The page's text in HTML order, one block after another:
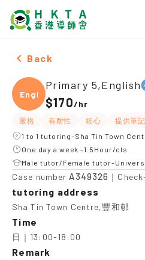
Male Primary 5,English，
Back
Engli
Primary 5,English
$170/hr
嚴格 有耐性 細心 提供筆記
1 to 1 tutoring-Sha Tin Town
One day a week -1.5Hour/cls
Male tutor/Female tutor-
Case number A349326 ｜
tutoring address
Sha Tin Town Centre,豐和邨
Time
日｜13:00-18:00
Remark